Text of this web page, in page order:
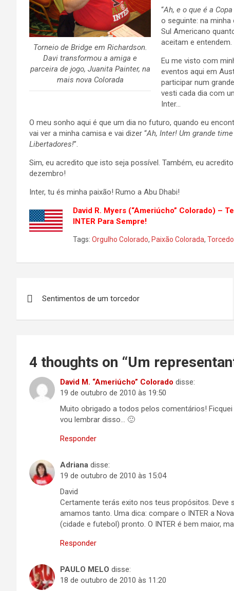
Torneio de Bridge em Richardson.
Davi transformou a amiga e
parceira de jogo, Juanita Painter, na
mais nova Colorada
“Ah, e o que é a
o seguinte: na
Sul Americano
aceitam e entendem.
Eu me visto com
eventos aqui em
participar num
vesti cada dia com
Inter…
O meu sonho aqui é que um dia no futuro, quando eu
vai ver a minha camisa e vai dizer “Ah, Inter! Um grande
Libertadores!”.
Sim, eu acredito que isto seja possível. Também, eu
dezembro!
Inter, tu és minha paixão! Rumo a Abu Dhabi!
David R. Myers (“Ameriúcho” Colorado) –
INTER Para Sempre!
Tags: Orgulho Colorado, Paixão Colorada,
de
Sentimentos de um torcedor
4 thoughts on “Um
David M. “Ameriúcho” Colorado disse:
19 de outubro de 2010 às 19:50
Muito obrigado a todos pelos comentários!
vou lembrar disso… 🙂
Responder
Adriana disse:
19 de outubro de 2010 às 15:04
David
Certamente terás exito nos teus propósitos. Deve
amamos tanto. Uma dica: compare o INTER a
(cidade e futebol) pronto. O INTER é bem maior,
Responder
PAULO MELO disse:
18 de outubro de 2010 às 11:20